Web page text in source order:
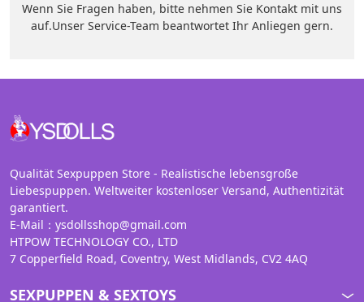
Wenn Sie Fragen haben, bitte nehmen Sie Kontakt mit uns
auf.Unser Service-Team beantwortet Ihr Anliegen gern.
Qualität Sexpuppen Store - Realistische lebensgroße
Liebespuppen. Weltweiter kostenloser Versand, Authentizität
garantiert.
E-Mail：ysdollsshop@gmail.com
HTPOW TECHNOLOGY CO., LTD
7 Copperfield Road, Coventry, West Midlands, CV2 4AQ
SEXPUPPEN & SEXTOYS